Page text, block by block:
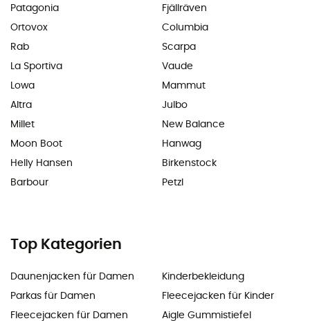
Patagonia
Ortovox
Rab
La Sportiva
Lowa
Altra
Millet
Moon Boot
Helly Hansen
Barbour
Fjällräven
Columbia
Scarpa
Vaude
Mammut
Julbo
New Balance
Hanwag
Birkenstock
Petzl
Top Kategorien
Daunenjacken für Damen
Parkas für Damen
Fleecejacken für Damen
Kinderbekleidung
Fleecejacken für Kinder
Aigle Gummistiefel